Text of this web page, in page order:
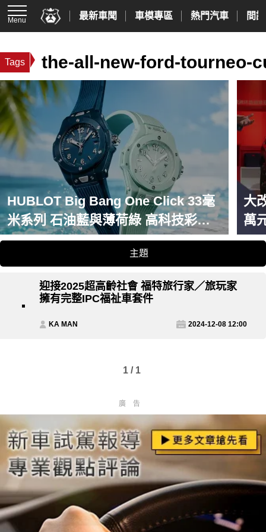
Menu 最新車聞 車模專區 熱門汽車 間
Tags the-all-new-ford-tourneo-
HUBLOT Big Bang One Click 33毫
米系列 石油藍與薄荷綠 高科技彩色
陶瓷 演繹夏日島嶼色彩美學
大
萬
主題
迎接2025超高齡社會 福特旅行家／旅玩家
擁有完整IPC福祉車套件
KA MAN 2024-12-08 12:00
1 / 1
廣告